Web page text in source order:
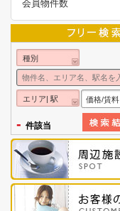
会員物件数
種別
エリア| 駅 価格/賃料
- 件該当